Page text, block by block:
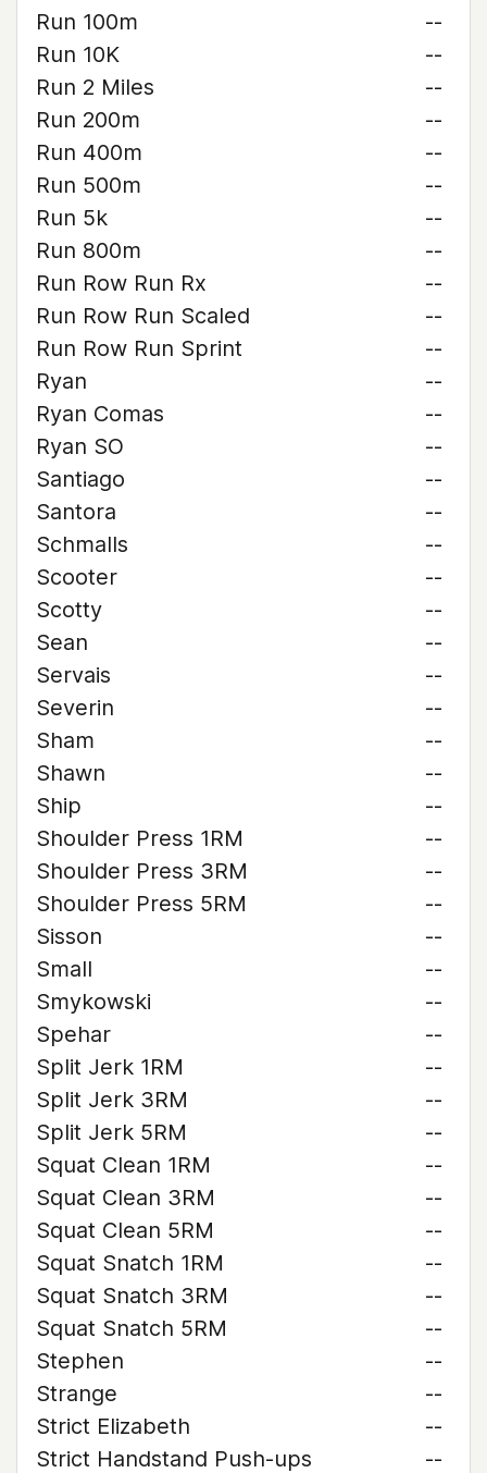
Run 100m
--
Run 10K
--
Run 2 Miles
--
Run 200m
--
Run 400m
--
Run 500m
--
Run 5k
--
Run 800m
--
Run Row Run Rx
--
Run Row Run Scaled
--
Run Row Run Sprint
--
Ryan
--
Ryan Comas
--
Ryan SO
--
Santiago
--
Santora
--
Schmalls
--
Scooter
--
Scotty
--
Sean
--
Servais
--
Severin
--
Sham
--
Shawn
--
Ship
--
Shoulder Press 1RM
--
Shoulder Press 3RM
--
Shoulder Press 5RM
--
Sisson
--
Small
--
Smykowski
--
Spehar
--
Split Jerk 1RM
--
Split Jerk 3RM
--
Split Jerk 5RM
--
Squat Clean 1RM
--
Squat Clean 3RM
--
Squat Clean 5RM
--
Squat Snatch 1RM
--
Squat Snatch 3RM
--
Squat Snatch 5RM
--
Stephen
--
Strange
--
Strict Elizabeth
--
Strict Handstand Push-ups
--